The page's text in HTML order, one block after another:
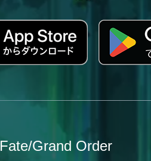
Fate/Grand Order